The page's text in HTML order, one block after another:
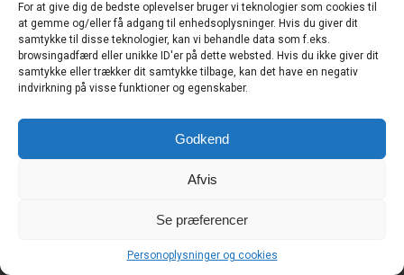
For at give dig de bedste oplevelser bruger vi teknologier som cookies til
at gemme og/eller få adgang til enhedsoplysninger. Hvis du giver dit
samtykke til disse teknologier, kan vi behandle data som f.eks.
browsingadfærd eller unikke ID'er på dette websted. Hvis du ikke giver dit
samtykke eller trækker dit samtykke tilbage, kan det have en negativ
indvirkning på visse funktioner og egenskaber.
Godkend
Afvis
Se præferencer
Personoplysninger og cookies
CHECK-IN.DKer Skandinaviens førende digitale branchemedie
om luftfart og drives afTravelmedia Nordic ApS.
Ansvarshavende redaktør:
Ole Kirchert Christensen
Redaktionen:
Mathias Majlund Laursen